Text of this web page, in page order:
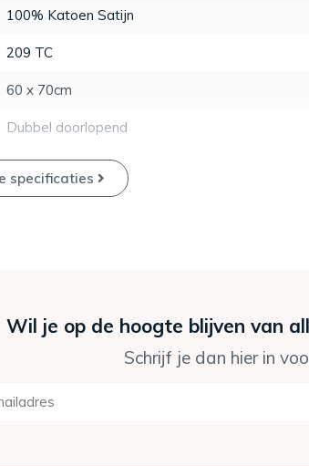
100% Katoen Satijn
209 TC
60 x 70cm
Dubbel doorlopend
specificaties
Wil je op de hoogte blijven van
Schrijf je dan hier in